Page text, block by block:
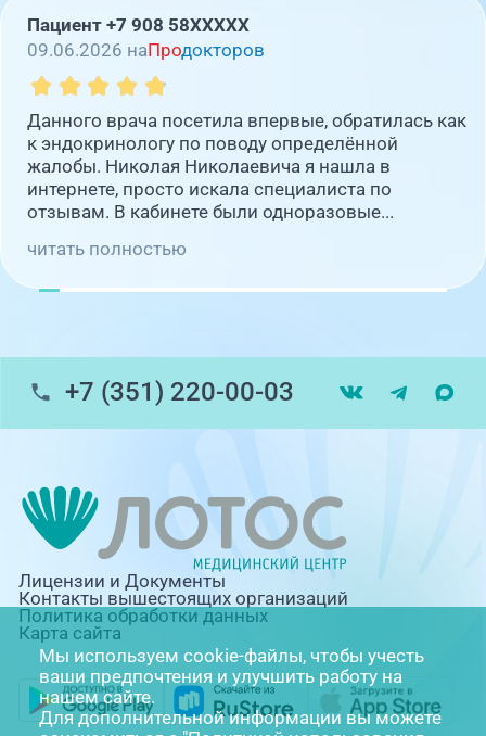
Пациент +7 908 58XXXXX
09.06.2026 наПродокторов
Данного врача посетила впервые, обратилась как
к эндокринологу по поводу определённой
жалобы. Николая Николаевича я нашла в
интернете, просто искала специалиста по
отзывам. В кабинете были одноразовые...
читать полностью
+7 (351) 220-00-03
Лицензии и Документы
Контакты вышестоящих организаций
Политика обработки данных
Карта сайта
Мы используем cookie-файлы, чтобы учесть
ваши предпочтения и улучшить работу на
нашем сайте.
Для дополнительной информации вы можете